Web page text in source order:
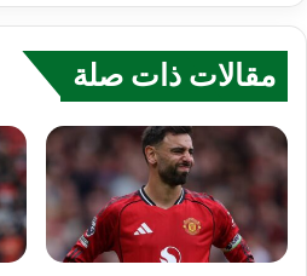
مقالات ذات صلة